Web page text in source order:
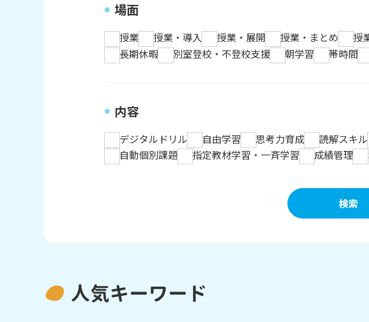
場面
授業 授業・導入 授業・展開 授業・まとめ 授
長期休暇
別室登校・不登校支援 朝学習 帯時間
内容
デジタルドリル 自由学習 思考力育成 読解スキル
自動個別課題
指定教材学習・一斉学習 成績管理
人気キーワード